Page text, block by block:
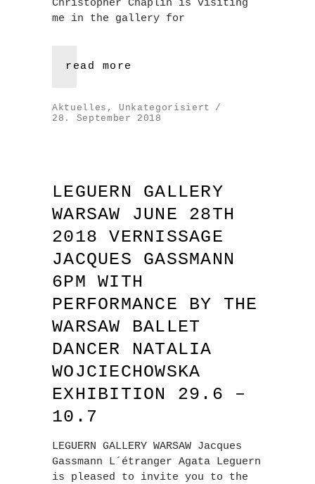
Christopher Chaplin is visiting
me in the gallery for
read more
Aktuelles , Unkategorisiert
28. September 2018
LEGUERN GALLERY
WARSAW JUNE 28TH
2018 VERNISSAGE
JACQUES GASSMANN
6PM WITH
PERFORMANCE BY THE
WARSAW BALLET
DANCER NATALIA
WOJCIECHOWSKA
EXHIBITION 29.6 –
10.7
LEGUERN GALLERY WARSAW Jacques
Gassmann L´étranger Agata Leguern
is pleased to invite you to the